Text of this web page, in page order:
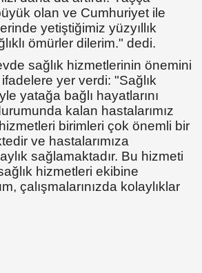
olan ve Cumhuriyet ile
yetiştiğimiz yüzyıllık
ömürler dilerim." dedi.
sağlık hizmetlerinin önemini
yer verdi: "Sağlık
yatağa bağlı hayatlarını
kalan hastalarımız
birimleri çok önemli bir
ve hastalarımıza
sağlamaktadır. Bu hizmeti
hizmetleri ekibine
çalışmalarınızda kolaylıklar